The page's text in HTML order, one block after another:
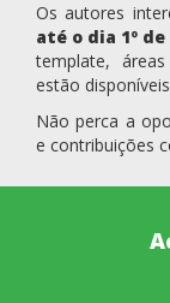
Os autores
até o dia 1º
template,
estão disponíveis
Não perca a
e contribuições